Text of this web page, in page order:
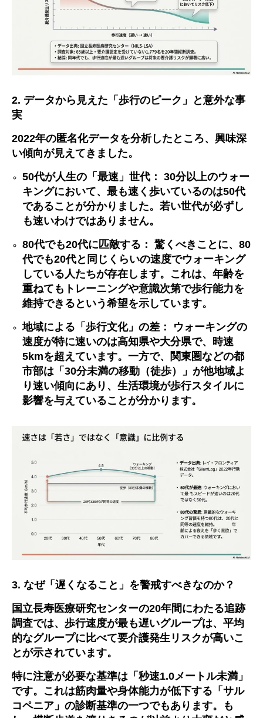
2. データから見えた「歩行のピーク」と意外な事
実
2022年の匿名化データを分析したところ、興味深
い傾向が見えてきました。
50代が人生の「最速」世代： 30分以上のウォー
キングにおいて、最も速く歩いているのは50代
であることが分かりました。若い世代が必ずし
も速いわけではありません。
80代でも20代に匹敵する： 驚くべきことに、80
代でも20代と同じくらいの速度でウォーキング
している人たちが存在します。これは、年齢を
重ねてもトレーニングや意識次第で歩行能力を
維持できるという希望を示しています。
地域による「歩行文化」の差：
ウォーキングの
速度が特に速いのは高知県や大分県で、時速
5kmを超えています。一方で、関東圏などの都
市部は「30分未満の移動（徒歩）」が他地域よ
り速い傾向にあり、生活環境が歩行スタイルに
影響を与えていることが分かります。
3. なぜ「遅くなること」を警戒すべきなのか？
国立長寿医療研究センターの20年間にわたる追跡
調査では、 歩行速度が最も遅いグループは、平均
的なグループに比べて要介護発生リスクが高いこ
とが示されています。
特に注意が必要な基準は「秒速1.0メートル未満」
です。これは筋肉量や身体能力が低下する「サル
コペニア」の診断基準の一つでもあります。も